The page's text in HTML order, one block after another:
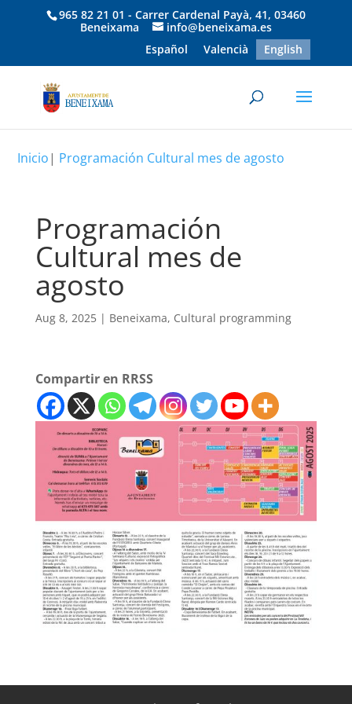
965 82 21 01 - Carrer Cardenal Payà, 41, 03460
Beneixama
info@beneixama.es
Español
Valencià English
Inicio| Programación Cultural mes de agosto
Programación
Cultural mes de
agosto
Aug 8, 2025| Beneixama, Cultural programming
Compartir en RRSS